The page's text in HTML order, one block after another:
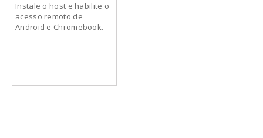
Instale o host e habilite o
acesso remoto de
Android e Chromebook.